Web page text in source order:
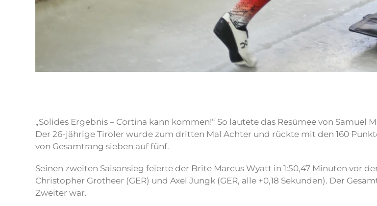
„Solides Ergebnis – Cortina kann kommen!“ So lautete das Resümee von
Der 26-jährige Tiroler wurde zum dritten Mal Achter und rückte mit den 160
von Gesamtrang sieben auf fünf.
Seinen zweiten Saisonsieg feierte der Brite Marcus Wyatt in 1:50,47 Minuten vor
Christopher Grotheer (GER) und Axel Jungk (GER, alle +0,18 Sekunden). Der
Zweiter war.